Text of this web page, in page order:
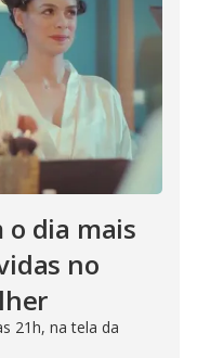
o dia mais
no
21h, na tela da